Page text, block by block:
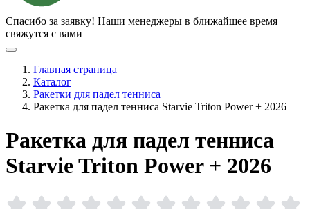
Спасибо за заявку! Наши менеджеры в ближайшее время
свяжутся с вами
Главная страница
Каталог
Ракетки для падел тенниса
Ракетка для падел тенниса Starvie Triton Power + 2026
Ракетка для падел тенниса
Starvie Triton Power + 2026